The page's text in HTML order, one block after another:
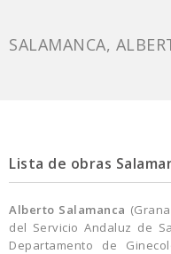
SALAMANCA,
Lista de obras
Alberto Salamanca
del Servicio Andaluz de
Departamento de